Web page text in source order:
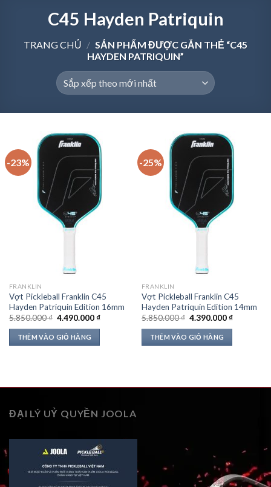
C45 Hayden Patriquin
TRANG CHỦ / SẢN PHẨM ĐƯỢC GẮN THẺ “C45
HAYDEN PATRIQUIN”
-23%
FRANKLIN
Vợt Pickleball Franklin C45
Hayden Patriquin Edition 16mm
5.850.000₫ Giá
là:
5.850.000 ₫.
4.490.000₫Giá
4.490.000 ₫.
THÊM VÀO GIỎ HÀNG
-25%
FRANKLIN
Vợt Pickleball Franklin C45
Hayden Patriquin Edition 14mm
5.850.000₫ Giá
là:
5.850.000 ₫.
4.390.000₫Giá
4.390.000
THÊM VÀO GIỎ HÀNG
ĐẠI LÝ UỶ QUYỀN JOOLA